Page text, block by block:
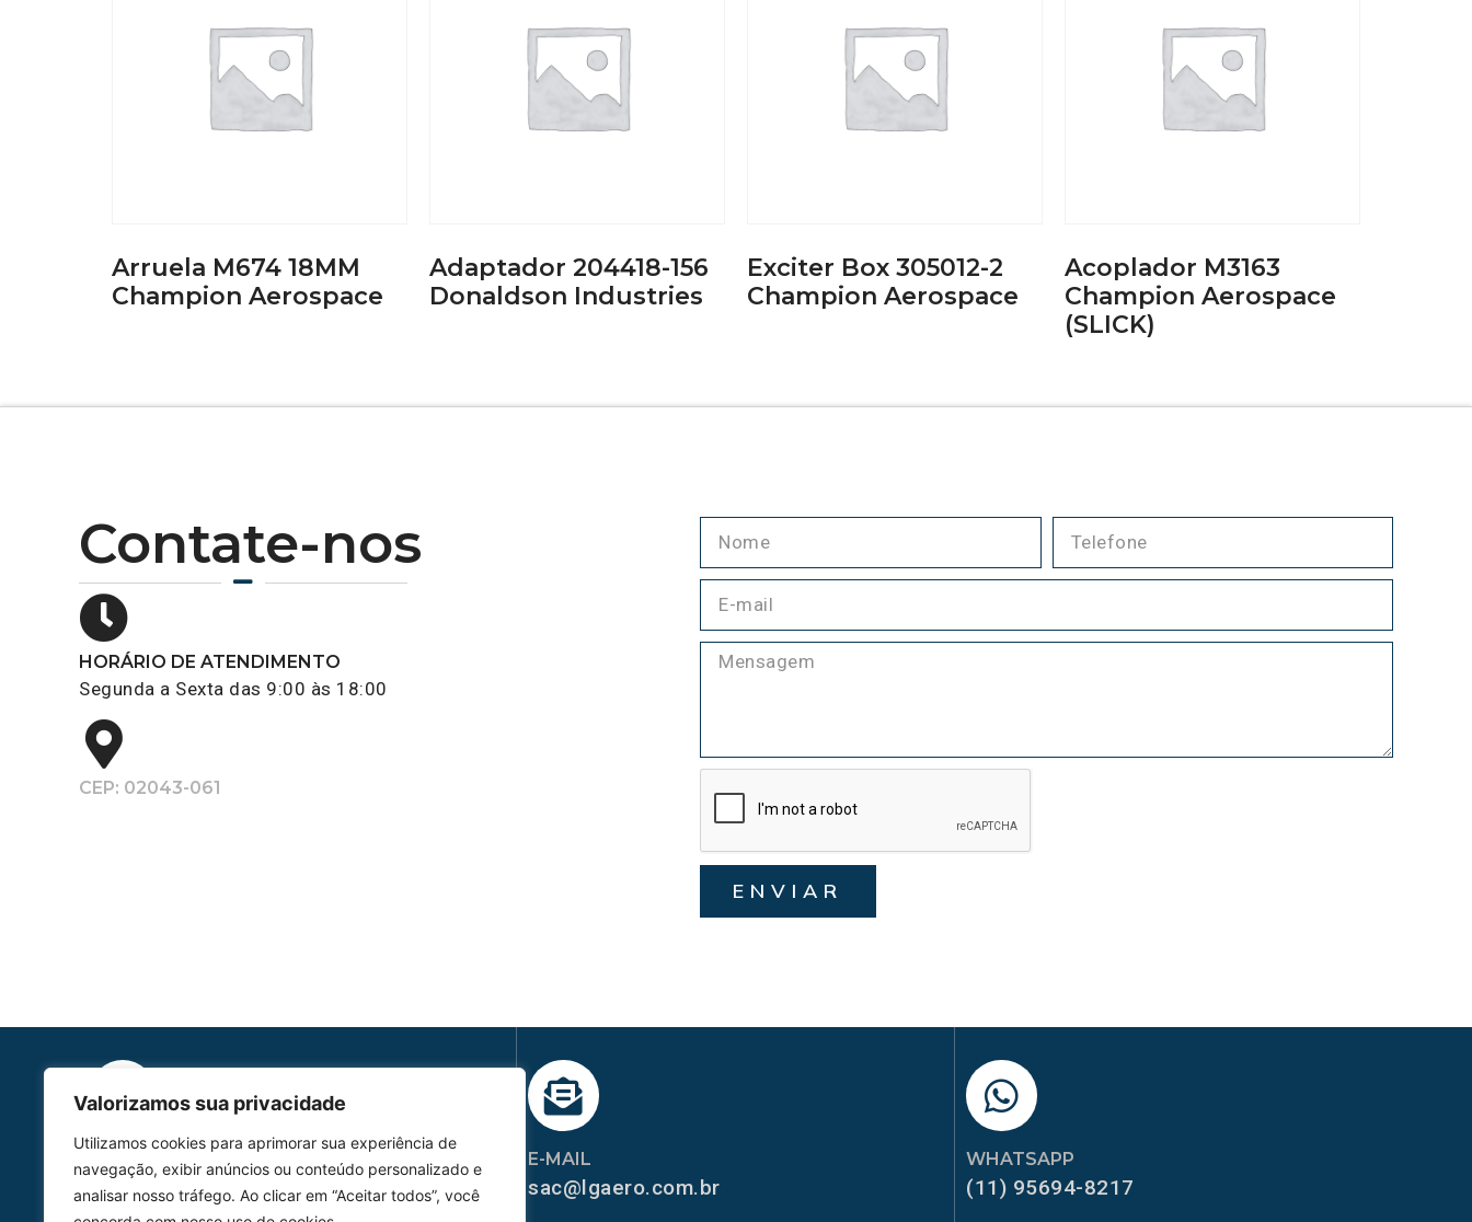
Valorizamos sua privacidade
Utilizamos cookies para aprimorar sua experiência de
navegação, exibir anúncios ou conteúdo personalizado e
analisar nosso tráfego. Ao clicar em “Aceitar todos”, você
Arruela M674 18MM
Champion Aerospace
Adaptador 204418-156
Donaldson Industries
Exciter Box 305012-2
Champion Aerospace
Acoplador M3163
Champion Aerospace
(SLICK)
Contate-nos
HORÁRIO DE ATENDIMENTO
Segunda a Sexta das 9:00 às 18:00
CEP: 02043-061
ENVIAR
HOMOLGAÇÃO
COM 2109-02/ANAC
E-MAIL
sac@lgaero.com.br
WHATSAPP
(11) 95694-8217